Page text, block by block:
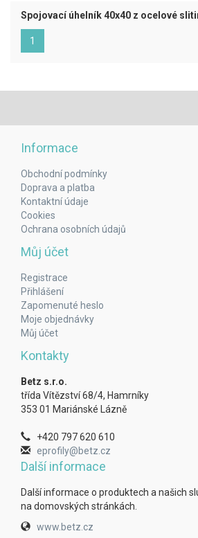
Spojovací úhelník 40x40 z ocelové
1
Informace
Obchodní podmínky
Doprava a platba
Kontaktní údaje
Cookies
Ochrana osobních údajů
Můj účet
Registrace
Přihlášení
Zapomenuté heslo
Moje objednávky
Můj účet
Kontakty
Betz s.r.o.
třída Vítězství 68/4, Hamrníky
353 01 Mariánské Lázně
+420 797 620 610
eprofily@betz.cz
Další informace
Další informace o produktech a našich
na domovských stránkách.
www.betz.cz